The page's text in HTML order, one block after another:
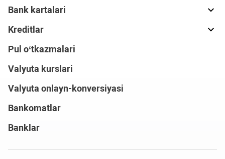
Bank kartalari
Kreditlar
Pul o‘tkazmalari
Valyuta kurslari
Valyuta onlayn-konversiyasi
Bankomatlar
Banklar